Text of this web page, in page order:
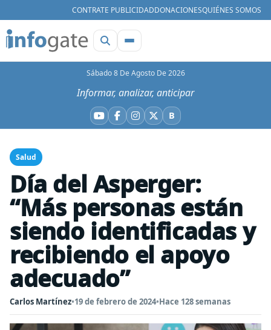
CONTRATE PUBLICIDADDONACIONESQUIÉNES SOMOS
Sábado 8 De Agosto De 2026
Informar, analizar, anticipar
YouTube
Facebook
Instagram
X BBluesky
Salud
Día del Asperger:
“Más personas están
siendo identificadas y
recibiendo el apoyo
adecuado”
Carlos Martínez•19 de febrero de 2024•Hace 128 semanas